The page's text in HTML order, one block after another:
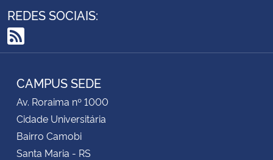
REDES SOCIAIS:
RSS
CAMPUS SEDE
Av. Roraima nº 1000
Cidade Universitária
Bairro Camobi
Santa Maria - RS